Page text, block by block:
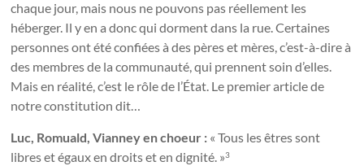
chaque jour, mais nous ne pouvons pas réellement les
héberger. Il y en a donc qui dorment dans la rue. Certaines
personnes ont été confiées à des pères et mères, c’est-à-dire à
des membres de la communauté, qui prennent soin d’elles.
Mais en réalité, c’est le rôle de l’État. Le premier article de
notre constitution dit…
Luc, Romuald, Vianney en choeur : « Tous les êtres sont
libres et égaux en droits et en dignité. »3